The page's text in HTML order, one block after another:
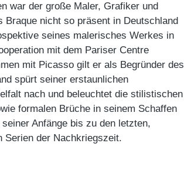
war der große Maler, Grafiker und
Braque nicht so präsent in Deutschland
seines malerisches Werkes in
mit dem Pariser Centre
mit Picasso gilt er als Begründer des
spürt seiner erstaunlichen
nach und beleuchtet die stilistischen
formalen Brüche in seinem Schaffen
Anfänge bis zu den letzten,
Serien der Nachkriegszeit.